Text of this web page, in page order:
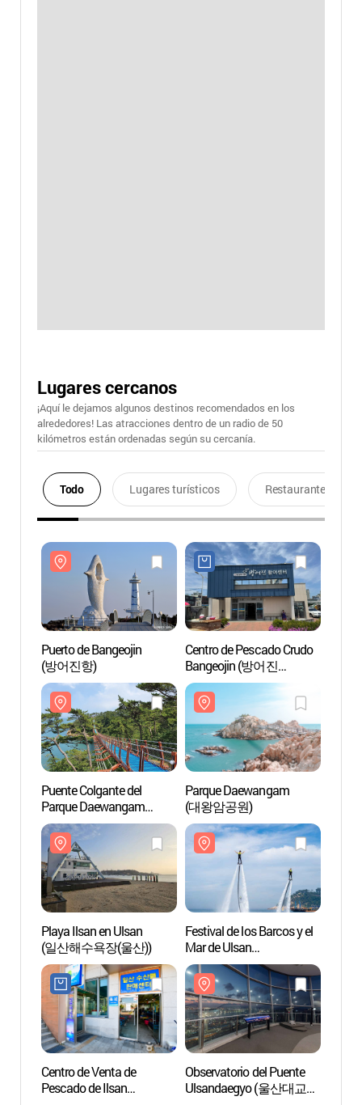
Lugares cercanos
¡Aquí le dejamos algunos destinos recomendados en los
alrededores! Las atracciones dentro de un radio de 50
kilómetros están ordenadas según su cercanía.
Todo Lugares turísticos Restaurantes
Puerto de Bangeojin
(방어진항)
Centro de Pescado Crudo
Bangeojin (방어진
활어센터)
Puente Colgante del
Parque Daewangam
(대왕암공원 출렁다리)
Parque Daewangam
(대왕암공원)
Playa Ilsan en Ulsan
(일산해수욕장(울산))
Festival de los Barcos y el
Mar de Ulsan
(울산조선해양축제)
Centro de Venta de
Pescado de Ilsan
Observatorio del Puente
Ulsandaegyo (울산대교